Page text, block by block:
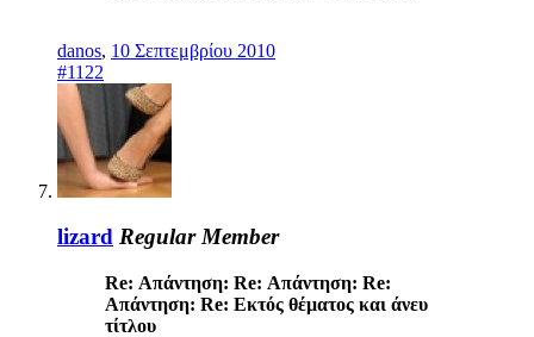
danos, 10 Σεπτεμβρίου 2010
#1122
lizard Regular Member
Re: Απάντηση: Re: Απάντηση: Re:
Απάντηση: Re: Eκτός θέματος και άνευ
τίτλου